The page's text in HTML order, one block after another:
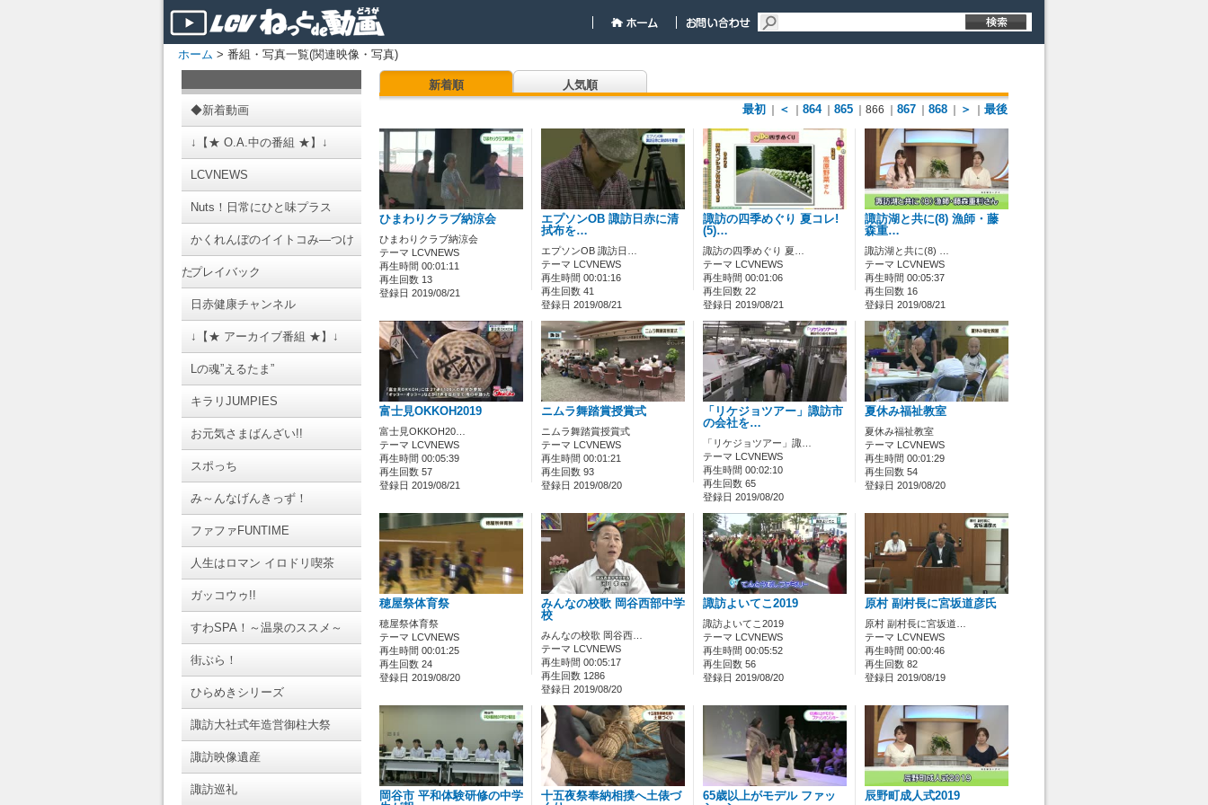
ホーム > 番組・写真一覧(関連映像・写真)
◆新着動画
↓【★ O.A.中の番組 ★】↓
LCVNEWS
Nuts！日常にひと味プラス
かくれんぼのイイトコみ―つけ
たプレイバック
日赤健康チャンネル
↓【★ アーカイブ番組 ★】↓
Lの魂”えるたま”
キラリJUMPIES
お元気さまばんざい!!
スポっち
み～んなげんきっず！
ファファFUNTIME
人生はロマン イロドリ喫茶
ガッコウゥ!!
すわSPA！～温泉のススメ～
街ぶら！
ひらめきシリーズ
諏訪大社式年造営御柱大祭
諏訪映像遺産
諏訪巡礼
新着順
人気順
最初
＜ 864 865 ｜866 867 868 ＞ 最後
ひまわりクラブ納涼会
ひまわりクラブ納涼会
テーマ LCVNEWS
再生時間 00:01:11
再生回数 13
登録日 2019/08/21
エプソンOB 諏訪日赤に清
拭布を…
エプソンOB 諏訪日…
テーマ LCVNEWS
再生時間 00:01:16
再生回数 41
登録日 2019/08/21
諏訪の四季めぐり 夏コレ!
(5)…
諏訪の四季めぐり 夏…
テーマ LCVNEWS
再生時間 00:01:06
再生回数 22
登録日 2019/08/21
諏訪湖と共に(8) 漁師・藤
森重…
諏訪湖と共に(8) …
テーマ LCVNEWS
再生時間 00:05:37
再生回数 16
登録日 2019/08/21
富士見OKKOH2019
富士見OKKOH20…
テーマ LCVNEWS
再生時間 00:05:39
再生回数 57
登録日 2019/08/21
ニムラ舞踏賞授賞式
ニムラ舞踏賞授賞式
テーマ LCVNEWS
再生時間 00:01:21
再生回数 93
登録日 2019/08/20
「リケジョツアー」諏訪市
の会社を…
「リケジョツアー」諏…
テーマ LCVNEWS
再生時間 00:02:10
再生回数 65
登録日 2019/08/20
夏休み福祉教室
夏休み福祉教室
テーマ LCVNEWS
再生時間 00:01:29
再生回数 54
登録日 2019/08/20
穂屋祭体育祭
穂屋祭体育祭
テーマ LCVNEWS
再生時間 00:01:25
再生回数 24
登録日 2019/08/20
みんなの校歌 岡谷西部中学
校
みんなの校歌 岡谷西…
テーマ LCVNEWS
再生時間 00:05:17
再生回数 1286
登録日 2019/08/20
諏訪よいてこ2019
諏訪よいてこ2019
テーマ LCVNEWS
再生時間 00:05:52
再生回数 56
登録日 2019/08/20
原村 副村長に宮坂道彦氏
原村 副村長に宮坂道…
テーマ LCVNEWS
再生時間 00:00:46
再生回数 82
登録日 2019/08/19
岡谷市 平和体験研修の中学
十五夜祭奉納相撲へ土俵づ
65歳以上がモデル ファッ
辰野町成人式2019